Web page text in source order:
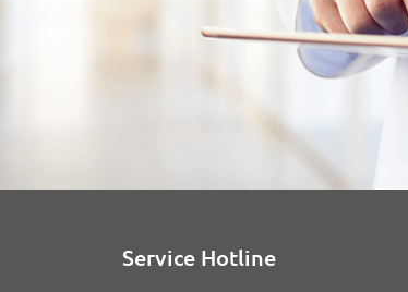
Service Hotline